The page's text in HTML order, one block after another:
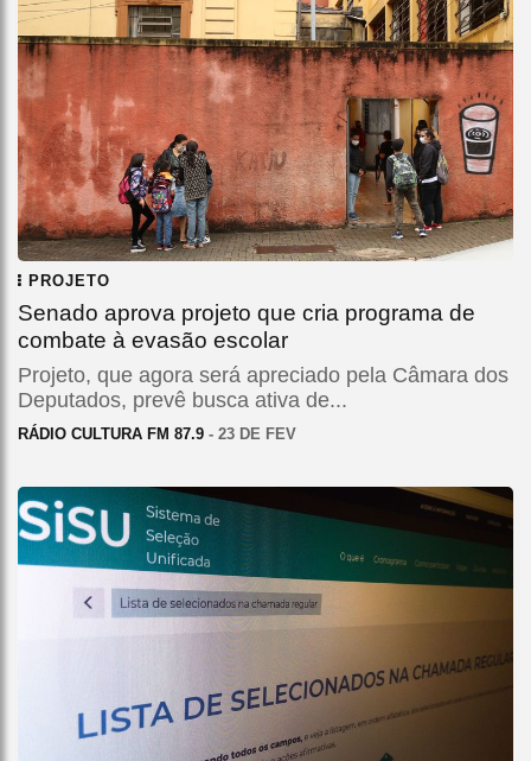
PROJETO
Senado aprova projeto que cria programa de
combate à evasão escolar
Projeto, que agora será apreciado pela Câmara dos
Deputados, prevê busca ativa de...
RÁDIO CULTURA FM 87.9 - 23 DE FEV